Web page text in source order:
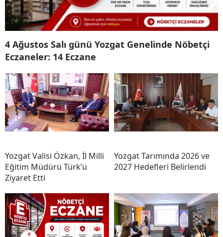
4 Ağustos Salı günü Yozgat Genelinde Nöbetçi
Eczaneler: 14 Eczane
Yozgat Valisi Özkan, İl Milli
Eğitim Müdürü Türk’ü
Ziyaret Etti
Yozgat Tarımında 2026 ve
2027 Hedefleri Belirlendi